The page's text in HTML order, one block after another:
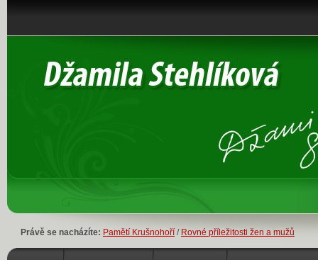
Právě se nacházíte: Pamětí Krušnohoří / Rovné příležitosti žen a mužů